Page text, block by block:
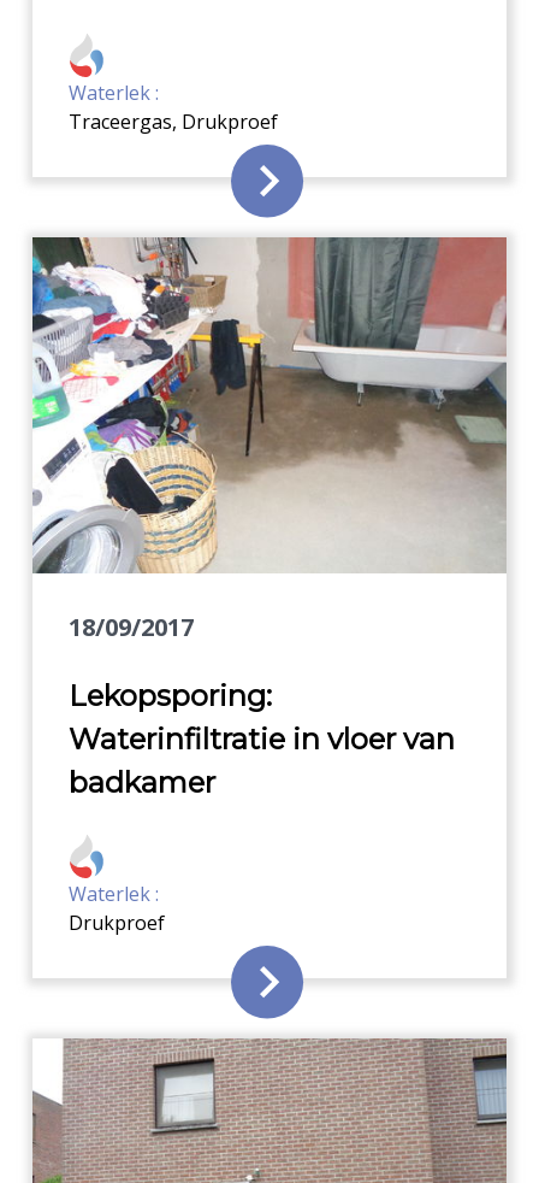
Waterlek :
Traceergas, Drukproef
18/09/2017
Lekopsporing:
Waterinfiltratie in vloer van
badkamer
Waterlek :
Drukproef